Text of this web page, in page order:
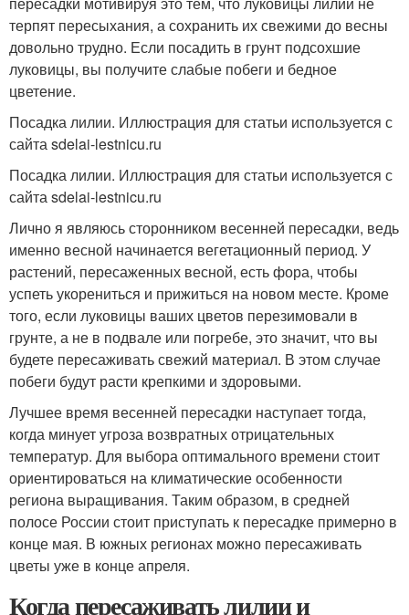
терпят пересыхания, а сохранить их свежими до весны
довольно трудно. Если посадить в грунт подсохшие
луковицы, вы получите слабые побеги и бедное
цветение.
Посадка лилии. Иллюстрация для статьи используется с
сайта sdelai-lestnicu.ru
Посадка лилии. Иллюстрация для статьи используется с
сайта sdelai-lestnicu.ru
Лично я являюсь сторонником весенней пересадки, ведь
именно весной начинается вегетационный период. У
растений, пересаженных весной, есть фора, чтобы
успеть укорениться и прижиться на новом месте. Кроме
того, если луковицы ваших цветов перезимовали в
грунте, а не в подвале или погребе, это значит, что вы
будете пересаживать свежий материал. В этом случае
побеги будут расти крепкими и здоровыми.
Лучшее время весенней пересадки наступает тогда,
когда минует угроза возвратных отрицательных
температур. Для выбора оптимального времени стоит
ориентироваться на климатические особенности
региона выращивания. Таким образом, в средней
полосе России стоит приступать к пересадке примерно в
конце мая. В южных регионах можно пересаживать
цветы уже в конце апреля.
Когда пересаживать лилии и